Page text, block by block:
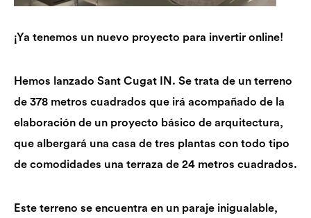
¡Ya tenemos un nuevo proyecto para invertir online!
Hemos lanzado Sant Cugat IN. Se trata de un terreno
de 378 metros cuadrados que irá acompañado de la
elaboración de un proyecto básico de arquitectura,
que albergará una casa de tres plantas con todo tipo
de comodidades una terraza de 24 metros cuadrados.
Este terreno se encuentra en un paraje inigualable,